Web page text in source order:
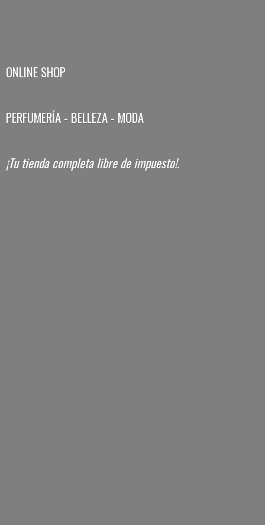
ONLINE SHOP
PERFUMERÍA - BELLEZA - MODA
¡Tu tienda completa librede impuesto!.